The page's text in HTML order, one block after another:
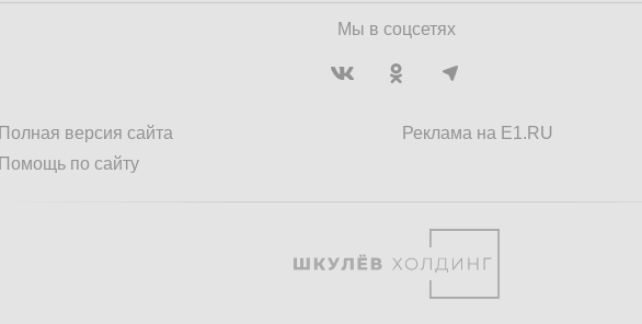
Мы в соцсетях
Полная версия сайта
Помощь по сайту
Реклама на E1.RU